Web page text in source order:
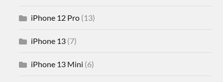
iPhone 12 Pro (13)
iPhone 13 (7)
iPhone 13 Mini (6)